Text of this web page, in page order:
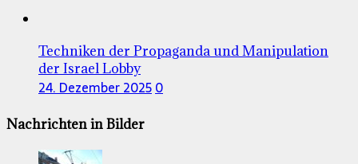
Techniken der Propaganda und Manipulation
der Israel Lobby
24. Dezember 20250
Nachrichten in Bilder